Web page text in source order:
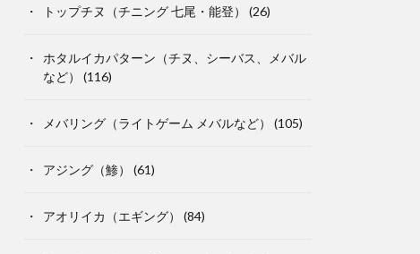
トップチヌ（チニング 七尾・能登） (26)
ホタルイカパターン（チヌ、シーバス、メバル
など）
(116)
メバリング（ライトゲーム メバルなど） (105)
アジング（鯵） (61)
アオリイカ（エギング） (84)